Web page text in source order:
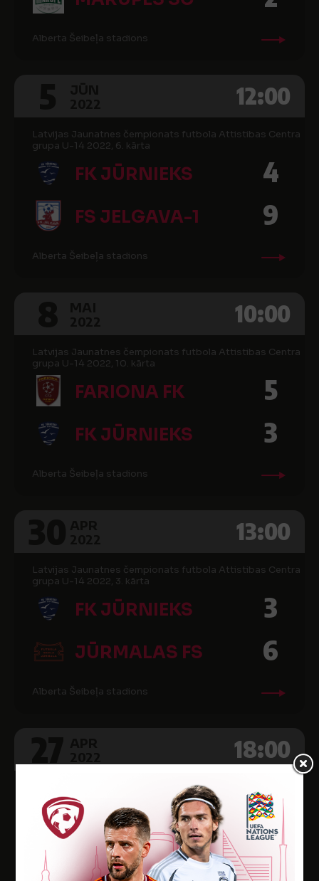
Alberta Šeibeļa stadions
12:00
Latvijas Jaunatnes čempionats futbola Attistibas Centra
grupa U-14 2022, 6. kārta
FK JŪRNIEKS 4
FS JELGAVA-1 9
Alberta Šeibeļa stadions
10:00
Latvijas Jaunatnes čempionats futbola Attistibas Centra
grupa U-14 2022, 10. kārta
FARIONA FK 5
FK JŪRNIEKS 3
Alberta Šeibeļa stadions
13:00
Latvijas Jaunatnes čempionats futbola Attistibas Centra
grupa U-14 2022, 3. kārta
FK JŪRNIEKS 3
JŪRMALAS FS 6
Alberta Šeibeļa stadions
18:00
Latvijas Jaunatnes čempionats futbola Attistibas Centra
grupa U-14 2022, 4. kārta
MĀRUPES SC 4
FK JŪRNIEKS 0